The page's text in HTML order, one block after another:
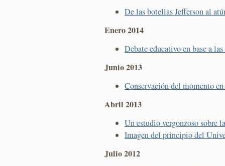
De las botellas Jefferson al
Enero 2014
Debate educativo en base a
Junio 2013
Conservación del momento
Abril 2013
Un estudio vergonzoso sobre
Imagen del principio del
Julio 2012